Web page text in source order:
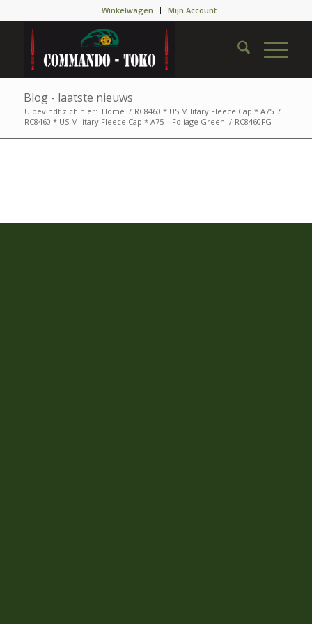
Winkelwagen Mijn Account
Blog - laatste nieuws
U bevindt zich hier: Home / RC8460 * US Military Fleece Cap * A75 /
RC8460 * US Military Fleece Cap * A75 – Foliage Green / RC8460FG